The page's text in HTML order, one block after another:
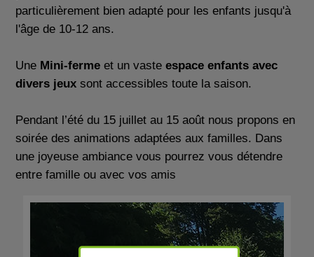
particulièrement bien adapté pour les enfants jusqu'à
l'âge de 10-12 ans.
Une Mini-ferme et un vasteespace enfants avec
divers jeux sont accessibles toute la saison.
Pendant l’été du 15 juillet au 15 août nous propons en
soirée des animations adaptées aux familles. Dans
une joyeuse ambiance vous pourrez vous détendre
entre famille ou avec vos amis